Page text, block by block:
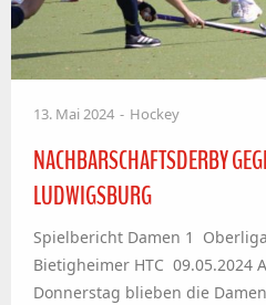
13. Mai 2024 Hockey
NACHBARSCHAFTSDERBY
LUDWIGSBURG
Spielbericht Damen 1
Bietigheimer HTC 09.05.2024
Donnerstag blieben die